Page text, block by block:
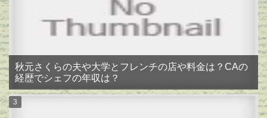
秋元さくらの夫や大学とフレンチの店や料金は？CAの
経歴でシェフの年収は？